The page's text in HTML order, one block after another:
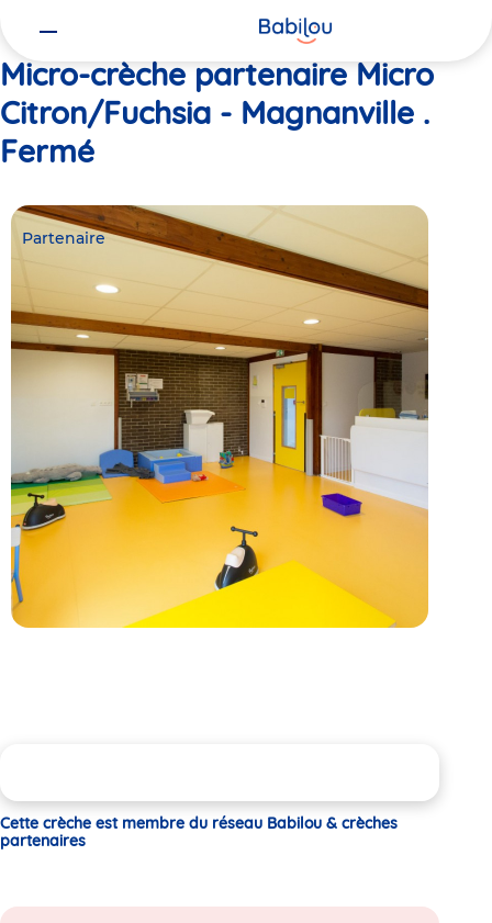
Micro-crèche partenaire Micro
Citron/Fuchsia - Magnanville .
Fermé
Partenaire
Cette crèche est membre du réseau Babilou & crèches
partenaires